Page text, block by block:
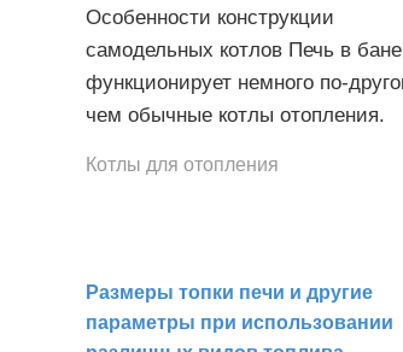
Особенности конструкции
самодельных котлов Печь в бане
функционирует немного по-
чем обычные котлы отопления.
Котлы для отопления
Размеры топки печи и другие
параметры при использовании